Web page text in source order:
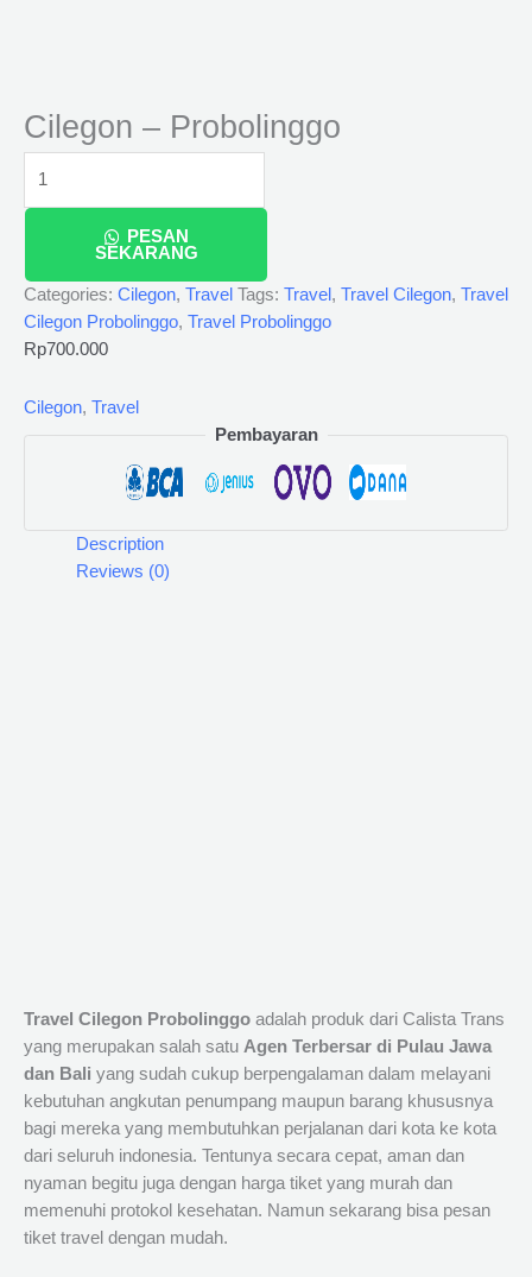
Cilegon – Probolinggo
PESAN
SEKARANG
Categories: Cilegon, Travel Tags: Travel , Travel Cilegon, Travel
Cilegon Probolinggo, Travel Probolinggo
Rp700.000
Cilegon, Travel
Pembayaran
Description
Reviews (0)
Travel Cilegon Probolinggo adalah produk dari Calista Trans
yang merupakan salah satu Agen Terbersar di Pulau Jawa
dan Bali yang sudah cukup berpengalaman dalam melayani
kebutuhan angkutan penumpang maupun barang khususnya
bagi mereka yang membutuhkan perjalanan dari kota ke kota
dari seluruh indonesia. Tentunya secara cepat, aman dan
nyaman begitu juga dengan harga tiket yang murah dan
memenuhi protokol kesehatan. Namun sekarang bisa pesan
tiket travel dengan mudah.